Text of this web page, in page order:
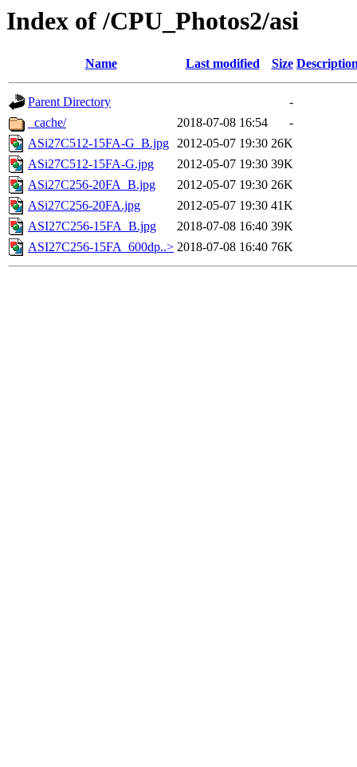
Index of /CPU_Photos2/asi
Name Last modified Size
Parent Directory
-
_cache/
2018-07-08 16:54
-
ASi27C512-15FA-G_B.jpg 2012-05-07 19:30 26K
ASi27C512-15FA-G.jpg
2012-05-07 19:30 39K
ASi27C256-20FA_B.jpg
2012-05-07 19:30 26K
ASi27C256-20FA.jpg
2012-05-07 19:30 41K
ASI27C256-15FA_B.jpg
2018-07-08 16:40 39K
ASI27C256-15FA_600dp..> 2018-07-08 16:40 76K